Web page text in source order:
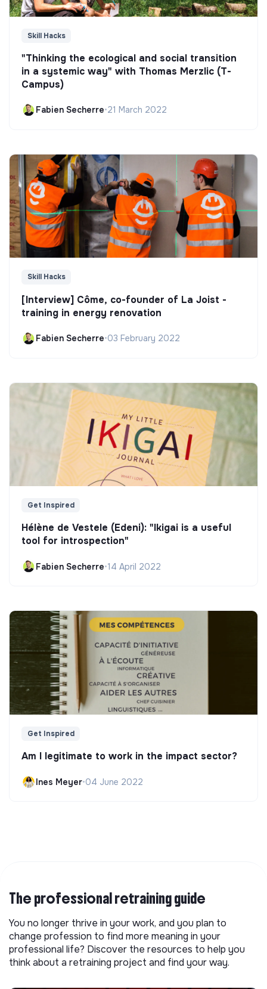
Skill Hacks
"Thinking the ecological and social transition
in a systemic way" with Thomas Merzlic (T-
Campus)
Fabien Secherre•21 March 2022
Skill Hacks
[Interview] Côme, co-founder of La Joist -
training in energy renovation
Fabien Secherre•03 February 2022
Get Inspired
Hélène de Vestele (Edeni): "Ikigai is a useful
tool for introspection"
Fabien Secherre•14 April 2022
Get Inspired
Am I legitimate to work in the impact sector?
Ines Meyer•04 June 2022
The professional retraining guide
You no longer thrive in your work, and you plan to
change profession to find more meaning in your
professional life? Discover the resources to help you
think about a retraining project and find your way.